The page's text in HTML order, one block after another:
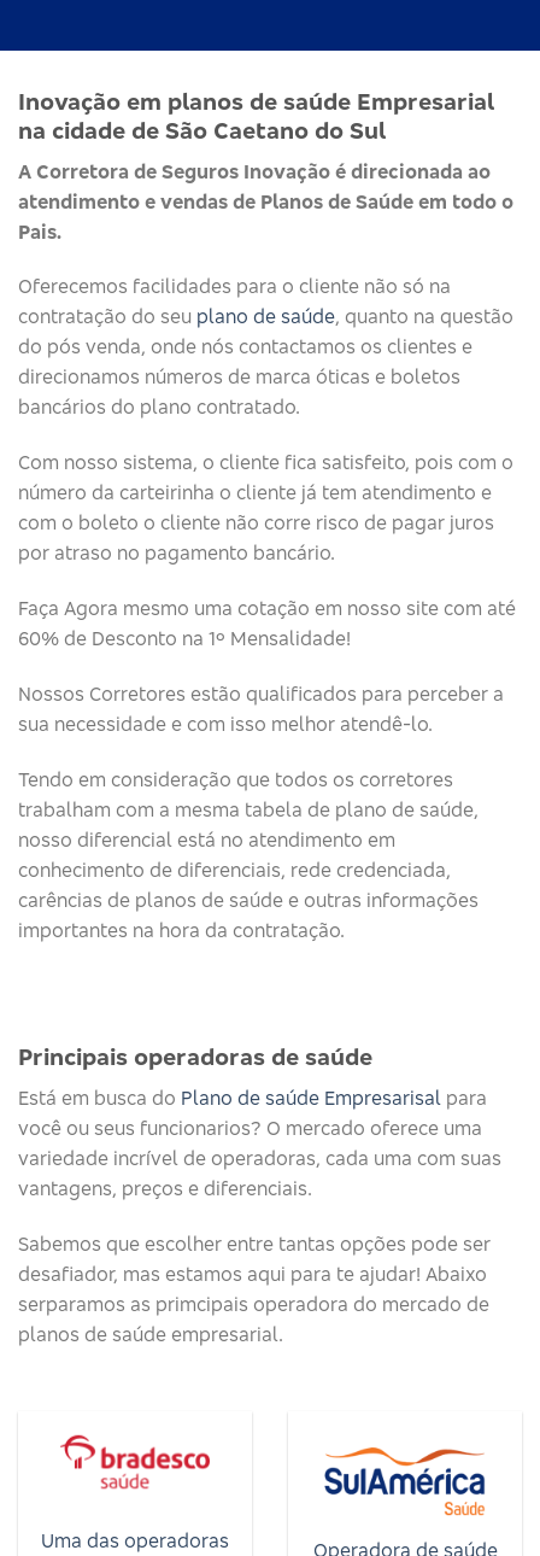
Inovação em planos de saúde Empresarial
na cidade de São Caetano do Sul
A Corretora de Seguros Inovação é direcionada ao
atendimento e vendas de Planos de Saúde em todo o
Pais.
Oferecemos facilidades para o cliente não só na
contratação do seu plano de saúde, quanto na questão
do pós venda, onde nós contactamos os clientes e
direcionamos números de marca óticas e boletos
bancários do plano contratado.
Com nosso sistema, o cliente fica satisfeito, pois com o
número da carteirinha o cliente já tem atendimento e
com o boleto o cliente não corre risco de pagar juros
por atraso no pagamento bancário.
Faça Agora mesmo uma cotação em nosso site com até
60% de Desconto na 1º Mensalidade!
Nossos Corretores estão qualificados para perceber a
sua necessidade e com isso melhor atendê-lo.
Tendo em consideração que todos os corretores
trabalham com a mesma tabela de plano de saúde,
nosso diferencial está no atendimento em
conhecimento de diferenciais, rede credenciada,
carências de planos de saúde e outras informações
importantes na hora da contratação.
Principais operadoras de saúde​
Está em busca do Plano de saúde Empresarisal para
você ou seus funcionarios? O mercado oferece uma
variedade incrível de operadoras, cada uma com suas
vantagens, preços e diferenciais.
Sabemos que escolher entre tantas opções pode ser
desafiador, mas estamos aqui para te ajudar! Abaixo
serparamos as primcipais operadora do mercado de
planos de saúde empresarial.
Uma das operadoras
Operadora de saúde